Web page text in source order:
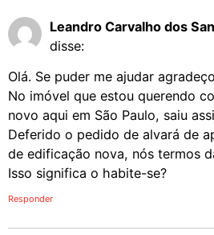
Leandro Carvalho dos
disse:
Olá. Se puder me ajudar
No imóvel que estou querendo
novo aqui em São Paulo, saiu
Deferido o pedido de alvará de
de edificação nova, nós termos
Isso significa o habite-se?
Responder